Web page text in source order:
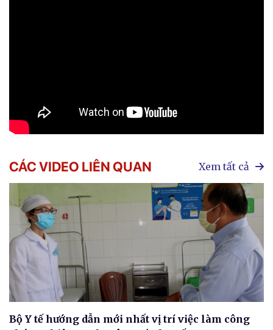
CÁC VIDEO LIÊN QUAN Xem tất cả
Bộ Y tế hướng dẫn mới nhất vị trí việc làm công